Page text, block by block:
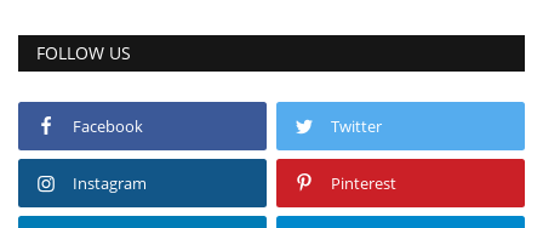
FOLLOW US
Facebook Twitter
Instagram Pinterest